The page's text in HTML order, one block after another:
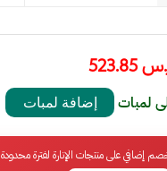
523.85
لمبات إضافة لمبات
إضافي على منتجات الإنارة لفترة محدودة